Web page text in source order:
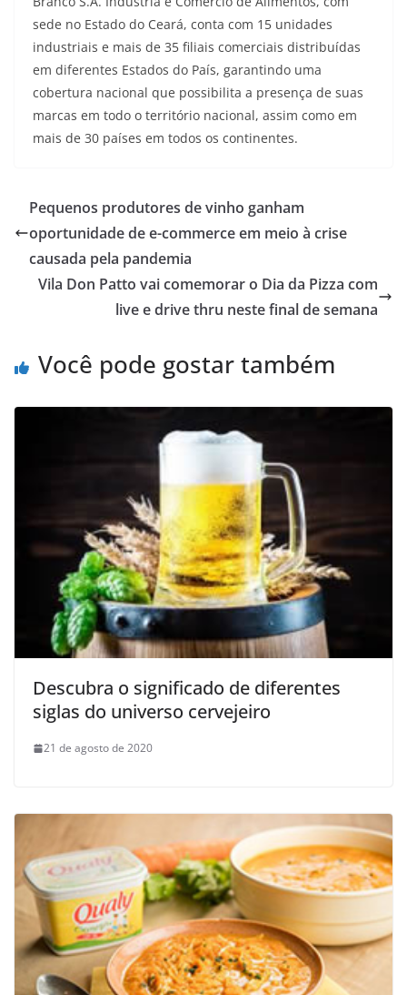
sede no Estado do Ceará, conta com 15 unidades
industriais e mais de 35 filiais comerciais distribuídas
em diferentes Estados do País, garantindo uma
cobertura nacional que possibilita a presença de suas
marcas em todo o território nacional, assim como em
mais de 30 países em todos os continentes.
Pequenos produtores de vinho ganham
oportunidade de e-commerce em meio à crise
causada pela pandemia
Vila Don Patto vai comemorar o Dia da Pizza com
live e drive thru neste final de semana
Você pode gostar também
Descubra o significado de diferentes
siglas do universo cervejeiro
21 de agosto de 2020